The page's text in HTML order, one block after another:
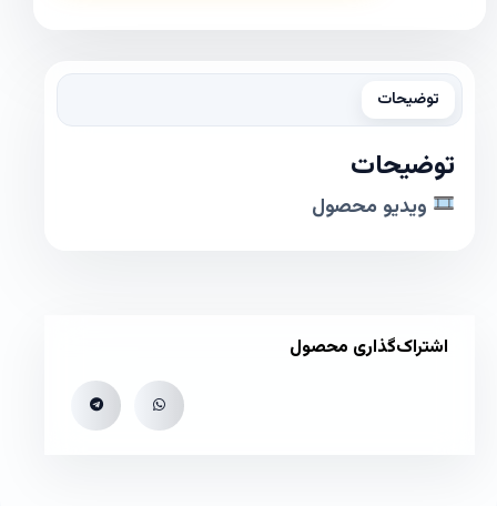
توضیحات
توضیحات
ویدیو محصول
اشتراک‌گذاری محصول